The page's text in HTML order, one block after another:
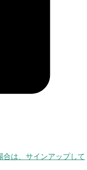
は、サインアップして